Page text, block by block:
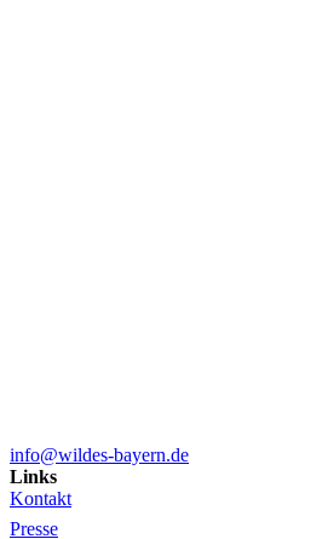
info@wildes-bayern.de
Links
Kontakt
Presse